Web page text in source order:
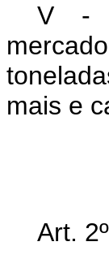
V -
mais e
Art.